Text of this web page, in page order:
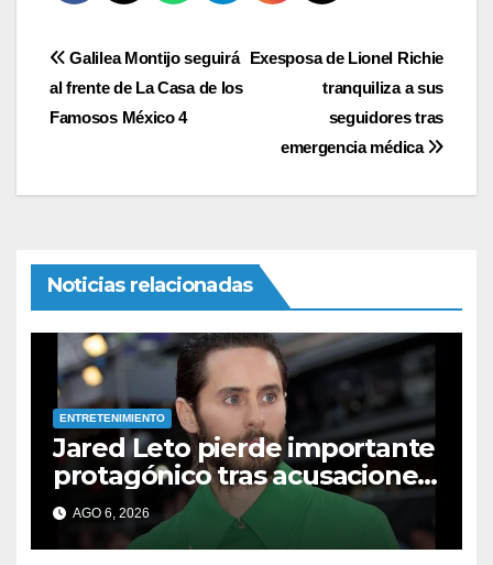
Navegación
de
Exesposa de Lionel Richie
tranquiliza a sus
seguidores tras
emergencia médica
Galilea Montijo seguirá
al frente de La Casa de los
Famosos México 4
Noticias relacionadas
ENTRETENIMIENTO
Jared Leto pierde importante
protagónico tras acusaciones
de abuso: los detalles
AGO 6, 2026